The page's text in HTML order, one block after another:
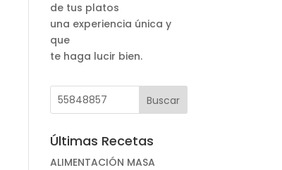
de tus platos
una experiencia única y
que
te haga lucir bien.
Últimas Recetas
ALIMENTACIÓN MASA